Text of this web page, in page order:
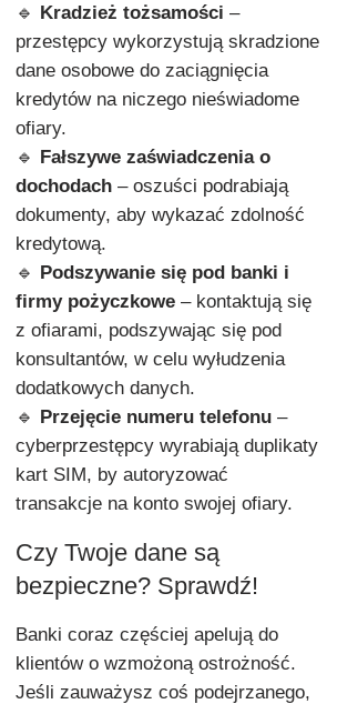
🔹 Kradzież tożsamości –
przestępcy wykorzystują skradzione
dane osobowe do zaciągnięcia
kredytów na niczego nieświadome
ofiary.
🔹 Fałszywe zaświadczenia o
dochodach – oszuści podrabiają
dokumenty, aby wykazać zdolność
kredytową.
🔹 Podszywanie się pod banki i
firmy pożyczkowe – kontaktują się
z ofiarami, podszywając się pod
konsultantów, w celu wyłudzenia
dodatkowych danych.
🔹 Przejęcie numeru telefonu –
cyberprzestępcy wyrabiają duplikaty
kart SIM, by autoryzować
transakcje na konto swojej ofiary.
Czy Twoje dane są
bezpieczne? Sprawdź!
Banki coraz częściej apelują do
klientów o wzmożoną ostrożność.
Jeśli zauważysz coś podejrzanego,